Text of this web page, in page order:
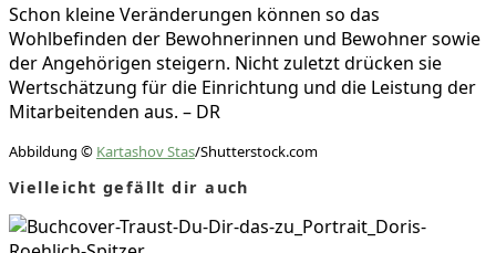
Schon kleine Veränderungen können so das
Wohlbefinden der Bewohnerinnen und Bewohner sowie
der Angehörigen steigern. Nicht zuletzt drücken sie
Wertschätzung für die Einrichtung und die Leistung der
Mitarbeitenden aus. – DR
Abbildung © Kartashov Stas/Shutterstock.com
Vielleicht gefällt dir auch